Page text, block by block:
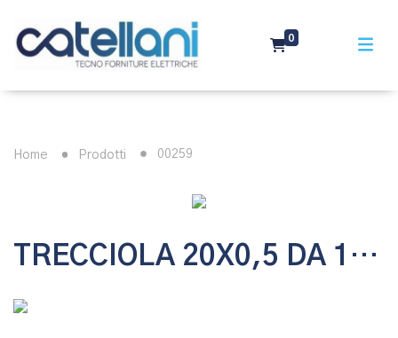
0
Home Prodotti 00259
TRECCIOLA 20X0,5 DA 1-20